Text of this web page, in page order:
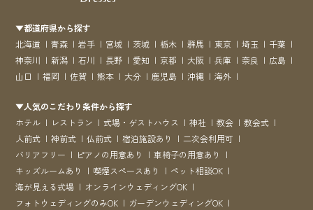
▼都道府県から探す
北海道
青森 岩手 宮城 茨城 栃木 群馬 東京 埼玉
千葉
神奈川
新潟 石川 長野 愛知 京都 大阪 兵庫 奈良
広島
山口
福岡 佐賀 熊本 大分 鹿児島 沖縄 海外
▼人気のこだわり条件から探す
ホテル
レストラン 式場・ゲストハウス 神社 教会
教会式
人前式
神前式 仏前式 宿泊施設あり
二次会利用可
バリアフリー
ピアノの用意あり
車椅子の用意あり
キッズルームあり
喫煙スペースあり
ペット相談OK
海が見える式場
オンラインウェディングOK
フォトウェディングのみOK
ガーデンウェディングOK